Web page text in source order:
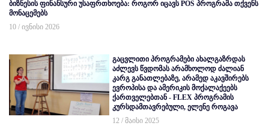
ბიზნესის ფინანსური უსაფრთხოება: როგორ იცავს POS პროგრამა თქვენს
მონაცემებს
10 / ივნისი 2026
გაცვლითი პროგრამები ახალგაზრდას
აძლევს წვდომას არამხოლოდ ძალიან
კარგ განათლებაზე, არამედ აკავშირებს
ევროპისა და ამერიკის მოქალაქეებს
ქართველებთან - FLEX პროგრამის
კურსდამთავრებული, ელენე როგავა
12 / მაისი 2025